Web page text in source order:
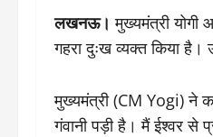
लखनऊ। मुख्यमंत्री योगी
गहरा दुःख व्यक्त किया है।
मुख्यमंत्री (CM Yogi) ने
गंवानी पड़ी है। मैं ईश्वर से